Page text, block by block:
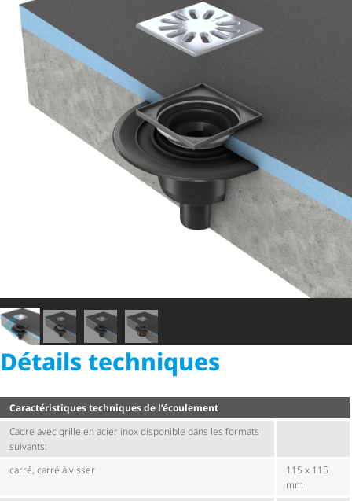
Détails techniques
Carac­té­ris­tiques techniques de l’écoulement
Cadre avec grille en acier inox disponible dans les formats
suivants:
carré, carré à visser
115 x 115
mm